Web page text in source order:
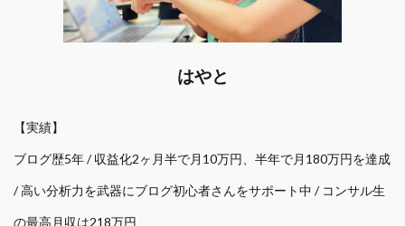
はやと
【実績】
ブログ歴5年 / 収益化2ヶ月半で月10万円、半年で月180万円を達成
/ 高い分析力を武器にブログ初心者さんをサポート中 / コンサル生
の最高月収は218万円